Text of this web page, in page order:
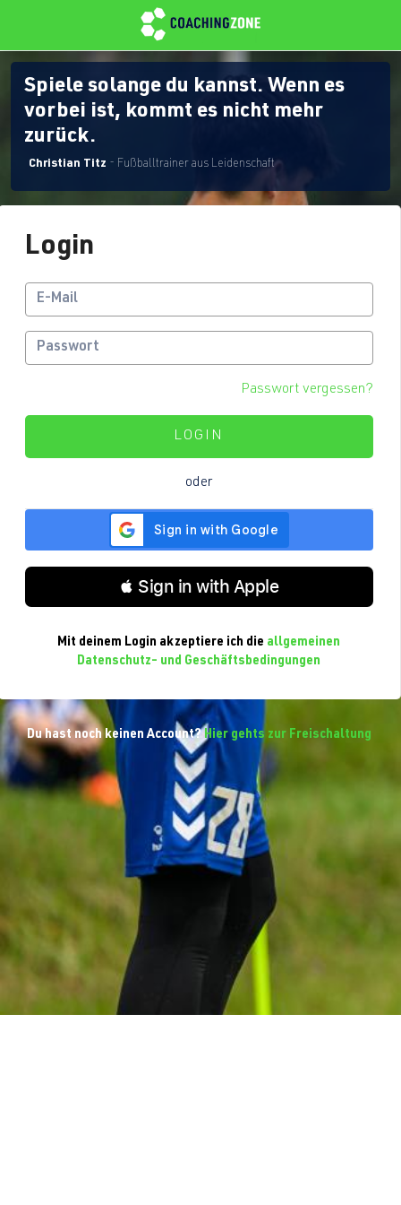
Spiele solange du kannst. Wenn es
vorbei ist, kommt es nicht mehr
zurück.
Christian Titz - Fußballtrainer aus Leidenschaft
Login
Passwort vergessen?
LOGIN
oder
 Sign in with Apple
Mit deinem Login akzeptiere ich die allgemeinen
Datenschutz- und Geschäftsbedingungen
Du hast noch keinen Account? Hier gehts zur Freischaltung